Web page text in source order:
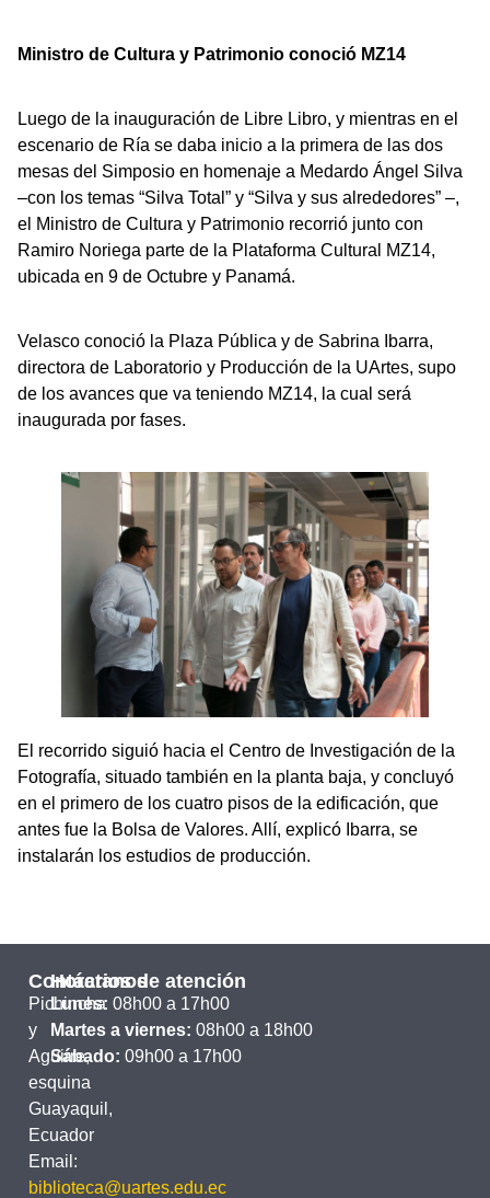
Ministro de Cultura y Patrimonio conoció MZ14
Luego de la inauguración de Libre Libro, y mientras en el
escenario de Ría se daba inicio a la primera de las dos
mesas del Simposio en homenaje a Medardo Ángel Silva
–con los temas “Silva Total” y “Silva y sus alrededores” –,
el Ministro de Cultura y Patrimonio recorrió junto con
Ramiro Noriega parte de la Plataforma Cultural MZ14,
ubicada en 9 de Octubre y Panamá.
Velasco conoció la Plaza Pública y de Sabrina Ibarra,
directora de Laboratorio y Producción de la UArtes, supo
de los avances que va teniendo MZ14, la cual será
inaugurada por fases.
El recorrido siguió hacia el Centro de Investigación de la
Fotografía, situado también en la planta baja, y concluyó
en el primero de los cuatro pisos de la edificación, que
antes fue la Bolsa de Valores. Allí, explicó Ibarra, se
instalarán los estudios de producción.
Contáctanos
Pichincha
y
Aguirre,
esquina
Guayaquil,
Ecuador
Email:
biblioteca@uartes.edu.ec
Horarios de atención
Lunes: 08h00 a 17h00
Martes a viernes: 08h00 a 18h00
Sábado: 09h00 a 17h00